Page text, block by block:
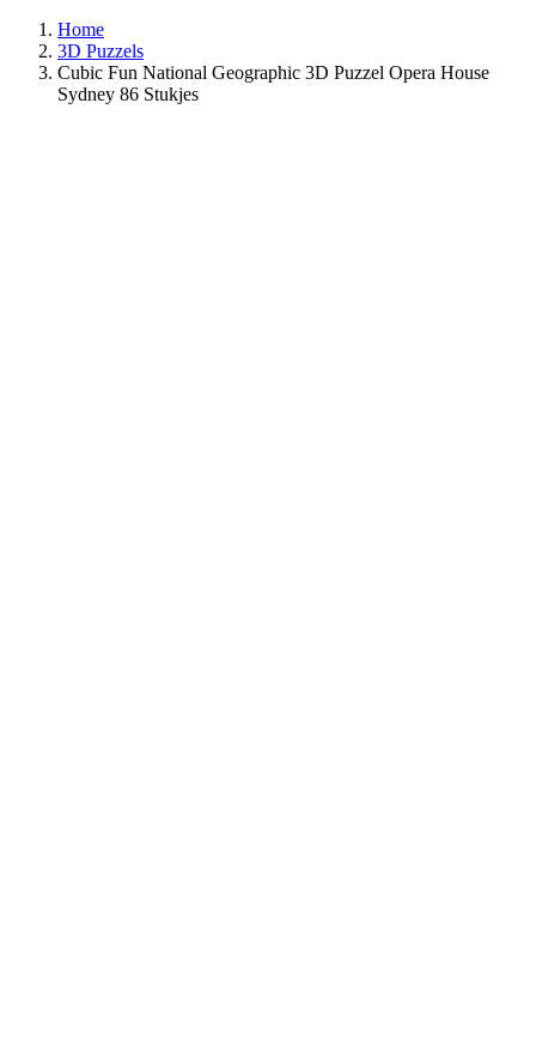
Home
3D Puzzels
Cubic Fun National Geographic 3D Puzzel Opera House
Sydney 86 Stukjes